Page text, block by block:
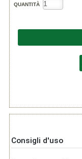
QUANTITÀ
Consigli d'uso